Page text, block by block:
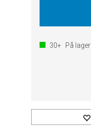
30+ På lager